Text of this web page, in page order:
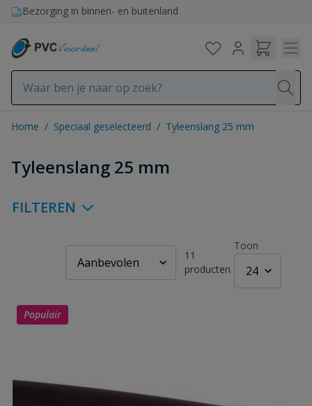
Ga naar de inhoud
Bezorging in binnen- en buitenland
Home / Speciaal geselecteerd / Tyleenslang 25 mm
Tyleenslang 25 mm
FILTEREN
11
producten
Toon
Populair